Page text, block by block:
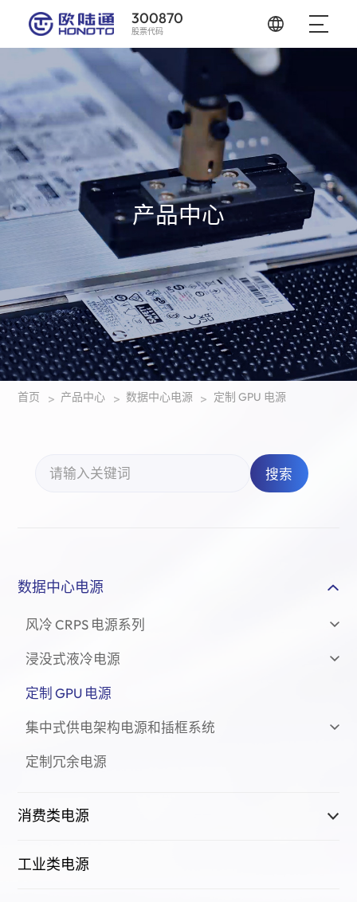
300870
股票代码
产品中心
首页 > 产品中心 > 数据中心电源 > 定制 GPU 电源
搜索
数据中心电源
风冷 CRPS 电源系列
浸没式液冷电源
定制 GPU 电源
集中式供电架构电源和插框系统
定制冗余电源
消费类电源
工业类电源